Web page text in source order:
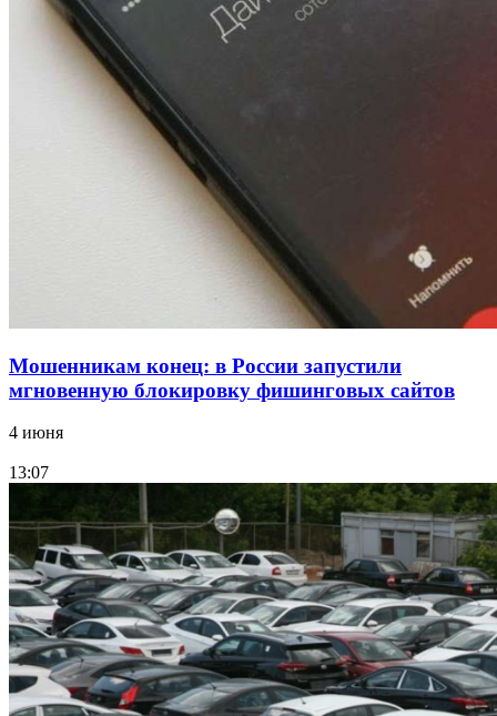
Сладкий праздник в Волгограде: в Центральном
парке прошёл фестиваль „Арбузный переполох“
Волгоградские компании нарастили экспорт:
заключены контракты на 3,6 млн долларов
Мошенникам конец: в России запустили
мгновенную блокировку фишинговых сайтов
4 июня
13:07